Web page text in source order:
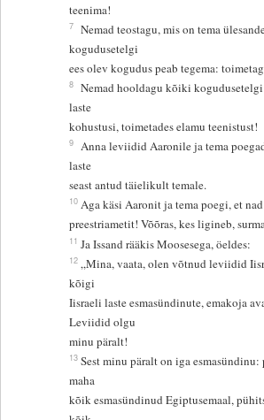
teenima!
7 Nemad teostagu, mis on tema
kogudusetelgi
ees olev kogudus peab tegema:
8 Nemad hooldagu kõiki
laste
kohustusi, toimetades elamu teenistust!
9 Anna leviidid Aaronile ja tema
laste
seast antud täielikult temale.
10 Aga käsi Aaronit ja tema poegi, et
preestriametit! Võõras, kes ligineb,
11 Ja Issand rääkis Moosesega, öeldes:
12 „Mina, vaata, olen võtnud leviidid
kõigi
Iisraeli laste esmasündinute, emakoja
Leviidid olgu
minu päralt!
13 Sest minu päralt on iga
maha
kõik esmasündinud Egiptusemaal,